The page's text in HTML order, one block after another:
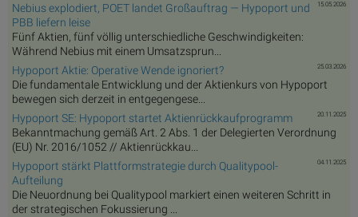
15.05.2026
Nebius explodiert, POET landet Großauftrag — Hypoport und
PBB liefern leise
Fünf Aktien, fünf völlig unterschiedliche Geschwindigkeiten:
Während Nebius mit einem Umsatzsprun...
25.03.2026
Hypoport Aktie: Operative Wende ignoriert?
Die fundamentale Entwicklung und der Aktienkurs von Hypoport
bewegen sich derzeit in entgegengese...
20.11.2025
Hypoport SE: Hypoport startet Aktienrückkaufprogramm
Bekanntmachung gemäß Art. 2 Abs. 1 der Delegierten Verordnung
(EU) Nr. 2016/1052 // Aktienrückkau...
04.11.2025
Hypoport stärkt Plattformstrategie durch Qualitypool-
Aufteilung
Die Neuordnung bei Qualitypool markiert einen weiteren Schritt in
der strategischen Fokussierung ...